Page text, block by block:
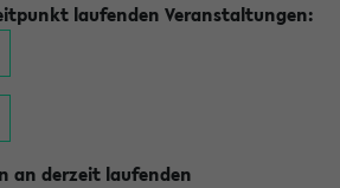
laufenden Veranstaltungen:
an derzeit laufenden